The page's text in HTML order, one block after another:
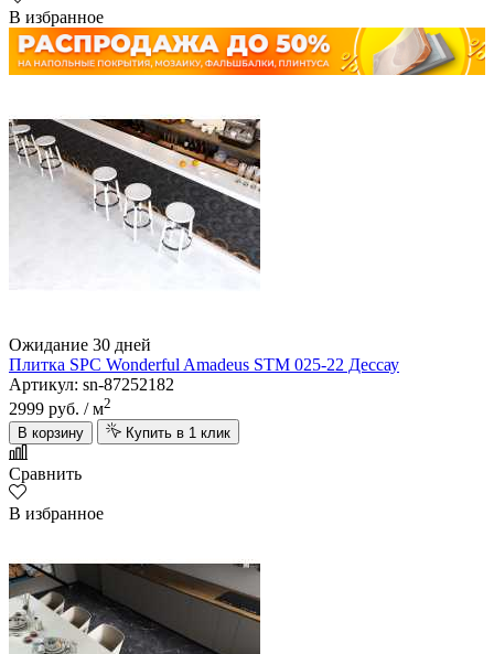
В избранное
Ожидание 30 дней
Плитка SPC Wonderful Amadeus STM 025-22 Дессау
Артикул: sn-87252182
2999 руб. / м2
В корзину
Купить в 1 клик
Сравнить
В избранное